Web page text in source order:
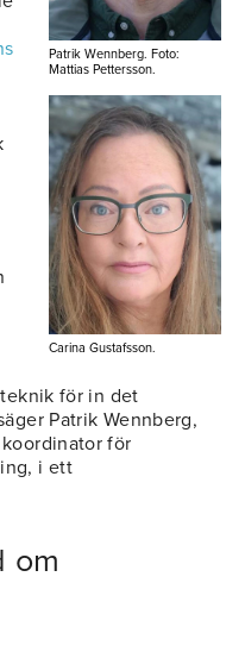
Patrik Wennberg. Foto:
Mattias Pettersson.
Carina Gustafsson.
för in det
Patrik Wennberg,
för
i ett
om